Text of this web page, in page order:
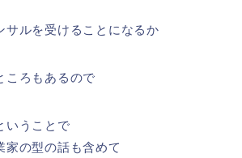
サルを受けることになるか
ころもあるので
いうことで
家の型の話も含めて